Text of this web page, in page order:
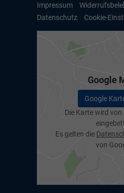
Impressum
Datenschutz
Cookie-
Google
Google
Die Karte wird
Es gelten die
von